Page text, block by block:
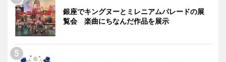
銀座でキングヌーとミレニアムパレードの展
覧会 楽曲にちなんだ作品を展示